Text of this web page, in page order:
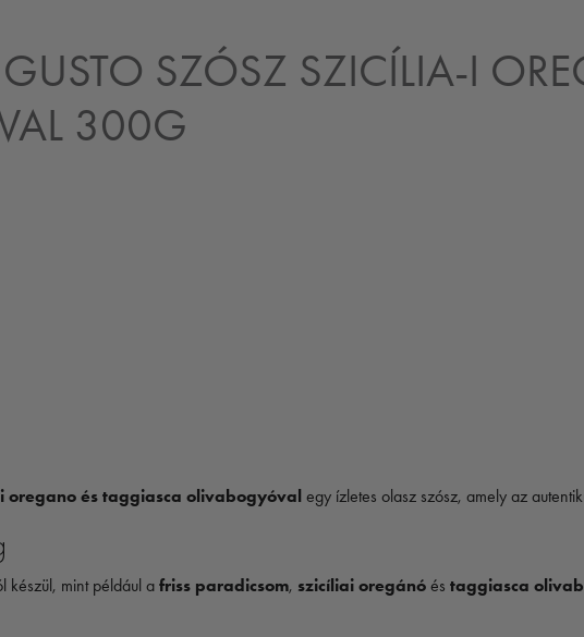
GUSTO SZÓSZ SZICÍLIA-I
300G
oregano és taggiasca olivabogyóval egy ízletes olasz szósz, amely az
készül, mint például a friss paradicsom, szicíliai oregánó és taggiasca